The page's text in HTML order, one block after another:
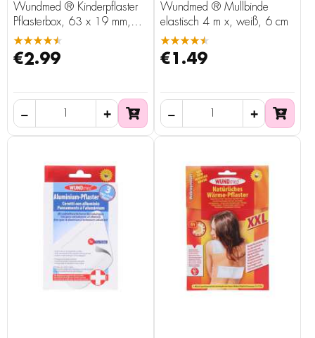
Wundmed ® Kinderpflaster
Pflasterbox, 63 x 19 mm,
50 Stück
★★★★★
€2.99
Wundmed ® Mullbinde
elastisch 4 m x, weiß, 6 cm
★★★★★
€1.49